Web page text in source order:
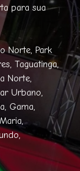
para sua
Norte, Park
Taguatinga,
Norte,
Urbano,
Gama,